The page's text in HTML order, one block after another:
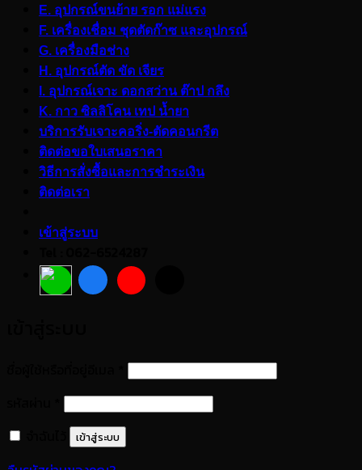
E. อุปกรณ์ขนย้าย รอก แม่แรง
F. เครื่องเชื่อม ชุดตัดก๊าซ และอุปกรณ์
G. เครื่องมือช่าง
H. อุปกรณ์ตัด ขัด เจียร
I. อุปกรณ์เจาะ ดอกสว่าน ต๊าป กลึง
K. กาว ซิลลิโคน เทป น้ำยา
บริการรับเจาะคอริ่ง-ตัดคอนกรีต
ติดต่อขอใบเสนอราคา
วิธีการสั่งซื้อและการชำระเงิน
ติดต่อเรา
เข้าสู่ระบบ
ต้องการ
ต้องการ
เข้าสู่ระบบ